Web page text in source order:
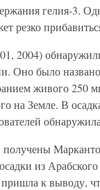
гелия-3.
резко
2004)
Оно было
живого 250
на Земле. В
из
к выводу,